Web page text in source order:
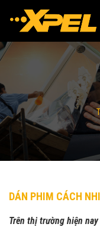
DÁN PHIM CÁCH
Trên thị trường hiện